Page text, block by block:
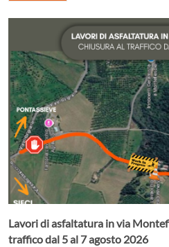
Lavori di asfaltatura in via
traffico dal 5 al 7 agosto 2026